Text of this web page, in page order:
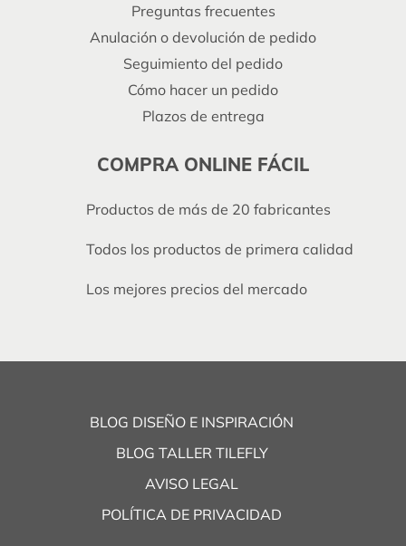
Preguntas frecuentes
Anulación o devolución de pedido
Seguimiento del pedido
Cómo hacer un pedido
Plazos de entrega
COMPRA ONLINE FÁCIL
Productos de más de 20 fabricantes
Todos los productos de primera calidad
Los mejores precios del mercado
BLOG DISEÑO E INSPIRACIÓN
BLOG TALLER TILEFLY
AVISO LEGAL
POLÍTICA DE PRIVACIDAD